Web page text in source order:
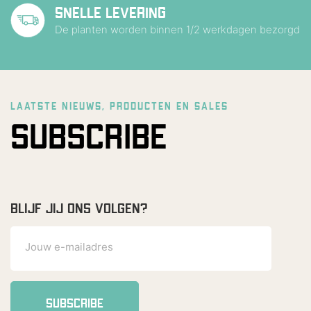
SNELLE LEVERING
De planten worden binnen 1/2 werkdagen bezorgd
LAATSTE NIEUWS, PRODUCTEN EN SALES
SUBSCRIBE
BLIJF JIJ ONS VOLGEN?
SUBSCRIBE